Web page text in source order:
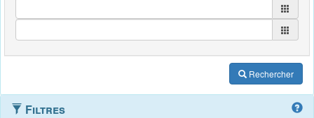
Rechercher
Filtres